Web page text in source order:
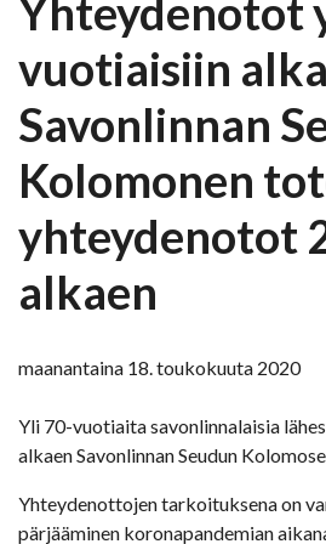
Yhteydenotot
vuotiaisiin
Savonlinnan
Kolomonen
yhteydenotot
alkaen
maanantaina 18. toukokuuta 2020
Yli 70-vuotiaita savonlinnalaisia
alkaen Savonlinnan Seudun
Yhteydenottojen tarkoituksena on
pärjääminen koronapandemian